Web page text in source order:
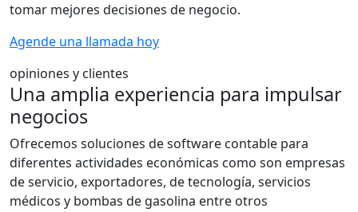
tomar mejores decisiones de negocio.
Agende una llamada hoy
opiniones y clientes
Una amplia experiencia para impulsar
negocios
Ofrecemos soluciones de software contable para
diferentes actividades económicas como son empresas
de servicio, exportadores, de tecnología, servicios
médicos y bombas de gasolina entre otros